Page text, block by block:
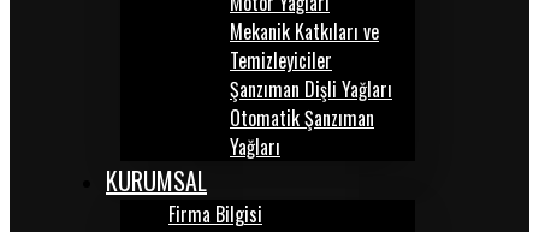
Mekanik Katkıları ve
Temizleyiciler
Şanzıman Dişli Yağları
Otomatik Şanzıman
Yağları
KURUMSAL
Firma Bilgisi